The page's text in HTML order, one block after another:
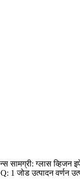
ग्लास व्हिजन
1 जोड उत्पादन